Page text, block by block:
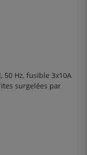
50 Hz, fusible 3x10A
surgelées par